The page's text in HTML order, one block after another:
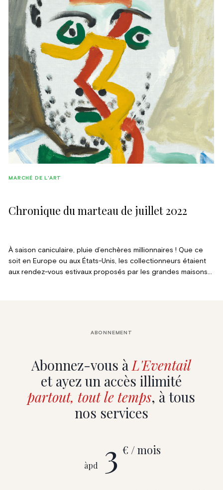
Chronique du marteau de juillet 2022
MARCHÉ DE L'ART
À saison caniculaire, pluie d’enchères millionnaires ! Que ce
soit en Europe ou aux États-Unis, les collectionneurs étaient
aux rendez-vous estivaux proposés par les grandes maisons
Abonnez-vous àL'Eventail
et ayez un accès illimité
partout, tout le temps, à tous
nos services
ABONNEMENT
àpd 3 € / mois